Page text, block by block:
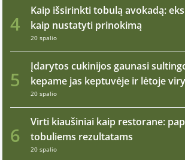
4
Kaip išsirinkti tobulą avokadą:
kaip nustatyti prinokimą
20 spalio
5
Įdarytos cukinijos gaunasi
kepame jas keptuvėje ir lėtoje
20 spalio
6
Virti kiaušiniai kaip restorane:
tobuliems rezultatams
20 spalio